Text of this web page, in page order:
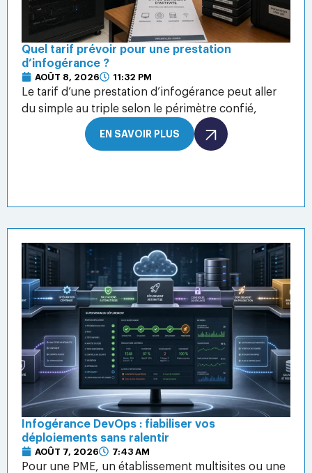
Quel tarif prévoir pour une prestation
d’infogérance ?
AOÛT 8, 2026 11:32 PM
Le tarif d’une prestation d’infogérance peut aller
du simple au triple selon le périmètre confié,
EN SAVOIR PLUS
Infogérance DevOps : fiabiliser vos
déploiements sans ralentir
AOÛT 7, 2026 7:43 AM
Pour une PME, un établissement multisites ou une